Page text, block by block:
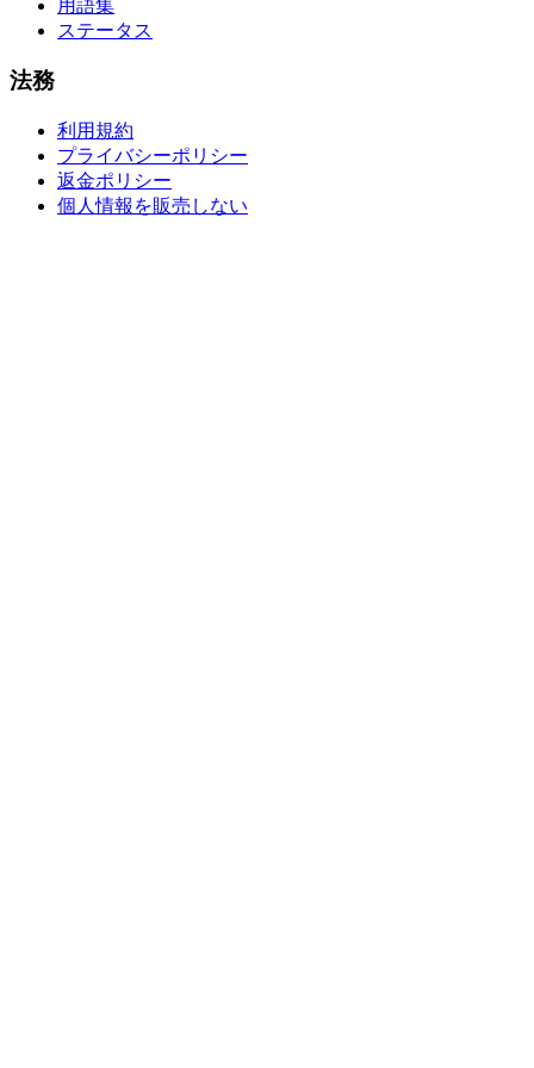
用語集
ステータス
法務
利用規約
プライバシーポリシー
返金ポリシー
個人情報を販売しない